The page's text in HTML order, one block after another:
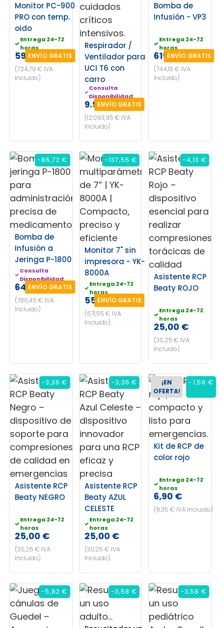
Monitor PC-900
PRO con temp.
oido
Entrega 24-72
horas
599,00 €
ENVÍO GRATIS
(724,79 € IVA
Incluido)
Respirador /
Ventilador para
UCI T6 con
carro
Consulta
Disponibilidad
9.995,00 €
ENVÍO GRATIS
(12.093,95 € IVA
Incluido)
Bomba de
Infusión - VP3
Entrega 24-72
horas
615,00 €
ENVÍO GRATIS
(744,15 € IVA
Incluido)
Bomba de
Infusión a
Jeringa P-1800
Consulta
Disponibilidad
645,00 €
ENVÍO GRATIS
(780,45 € IVA
Incluido)
-86,72 €
Monitor 7" sin
impresora - YK-
8000A
Entrega 24-72
horas
555,00 €
ENVÍO GRATIS
(671,55 € IVA
Incluido)
-137,55 €
Asistente RCP
Beaty ROJO
Entrega 24-72
horas
25,00 €
(30,25 € IVA
Incluido)
-4,13 €
Asistente RCP
Beaty NEGRO
Entrega 24-72
horas
25,00 €
(30,25 € IVA
Incluido)
-3,36 €
Asistente RCP
Beaty AZUL
CELESTE
Entrega 24-72
horas
25,00 €
(30,25 € IVA
Incluido)
-3,36 €
Kit de RCP de
color rojo
Entrega 24-72
horas
6,90 €
(8,35 € IVA Incluido)
¡EN
OFERTA!
-1,59 €
-5,82 € -3,58 € -3,58 €